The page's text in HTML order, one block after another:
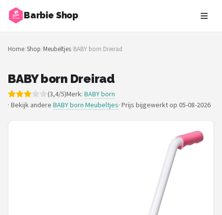
Barbie Shop
Zoeken
NAVIGATIE
Merken
Blog
Home/Shop/Meubeltjes/BABY born Dreirad
BABY born Dreirad
(3,4/5)Merk: BABY born
· Bekijk andere BABY born Meubeltjes· Prijs bijgewerkt op 05-08-2026